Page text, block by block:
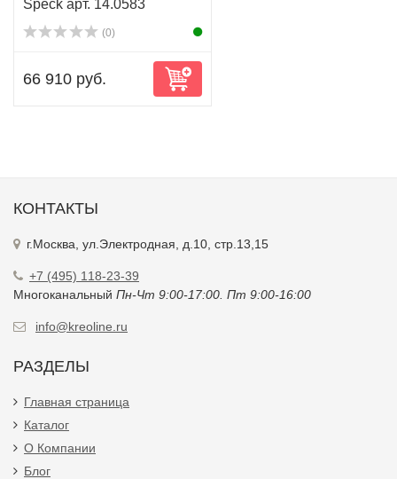
Speck арт. 14.0583
(0)
66 910 руб.
КОНТАКТЫ
г.Москва, ул.Электродная, д.10, стр.13,15
+7 (495) 118-23-39
Многоканальный Пн-Чт 9:00-17:00. Пт 9:00-16:00
info@kreoline.ru
РАЗДЕЛЫ
Главная страница
Каталог
О Компании
Блог